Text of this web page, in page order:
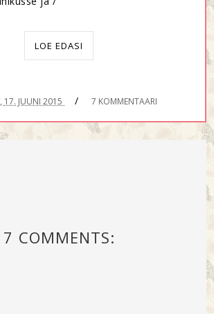
LOE EDASI
17. JUUNI 2015 / 7 KOMMENTAARI
7 COMMENTS: